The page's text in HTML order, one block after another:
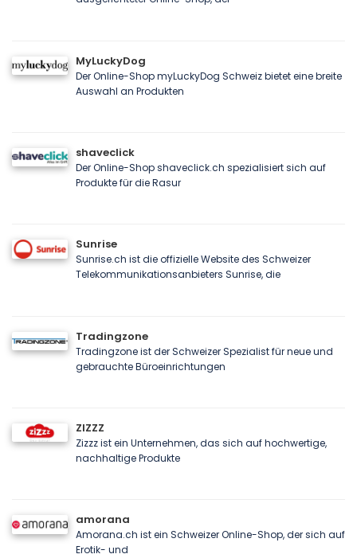
MyLuckyDog
Der Online-Shop myLuckyDog Schweiz bietet eine breite
Auswahl an Produkten
shaveclick
Der Online-Shop shaveclick.ch spezialisiert sich auf
Produkte für die Rasur
Sunrise
Sunrise.ch ist die offizielle Website des Schweizer
Telekommunikationsanbieters Sunrise, die
Tradingzone
Tradingzone ist der Schweizer Spezialist für neue und
gebrauchte Büroeinrichtungen
ZIZZZ
Zizzz ist ein Unternehmen, das sich auf hochwertige,
nachhaltige Produkte
amorana
Amorana.ch ist ein Schweizer Online-Shop, der sich auf
Erotik- und